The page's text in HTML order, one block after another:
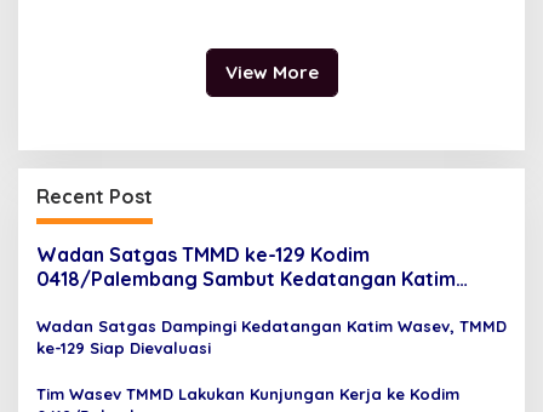
View More
Recent Post
Wadan Satgas TMMD ke-129 Kodim
0418/Palembang Sambut Kedatangan Katim
Wadan Satgas Dampingi Kedatangan Katim Wasev, TMMD
ke-129 Siap Dievaluasi
Tim Wasev TMMD Lakukan Kunjungan Kerja ke Kodim